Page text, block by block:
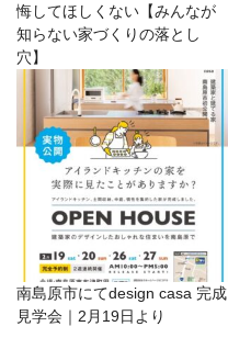
悔してほしくない【みんなが
知らない家づくりの落とし
穴】
南島原市にてdesign casa 完成
見学会｜2月19日より